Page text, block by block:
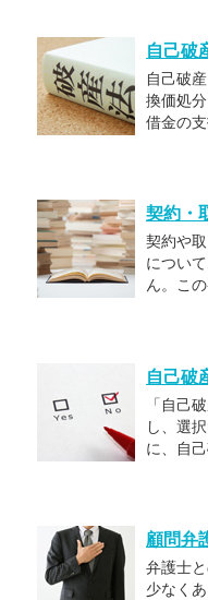
自己破
自己破
換価処
借金の
契約・
契約や
につい
ん。こ
自己破
「自己
し、選
に、自
顧問弁
弁護士
少なく